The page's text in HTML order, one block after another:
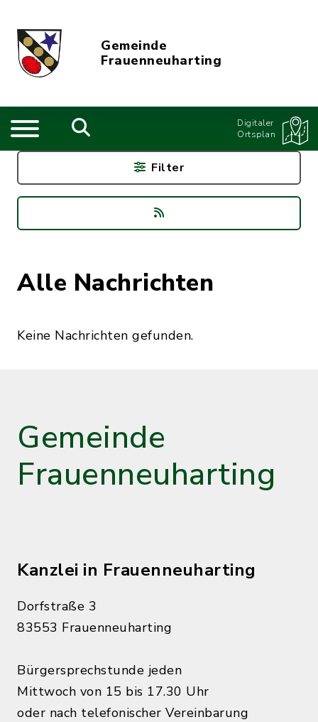
Gemeinde
Frauenneuharting
Digitaler
Ortsplan
Alle Nachrichten
Keine Nachrichten gefunden.
Filter
Gemeinde
Frauenneuharting
Kanzlei in Frauenneuharting
Dorfstraße 3
83553 Frauenneuharting
Bürgersprechstunde jeden
Mittwoch von 15 bis 17.30 Uhr
oder nach telefonischer Vereinbarung